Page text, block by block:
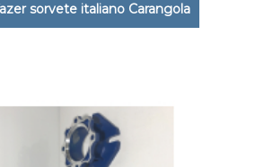
sorvete italiano Carangola